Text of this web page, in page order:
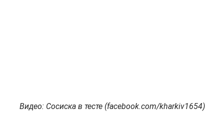
Видео: Сосиска в тесте (facebook.com/kharkiv1654)